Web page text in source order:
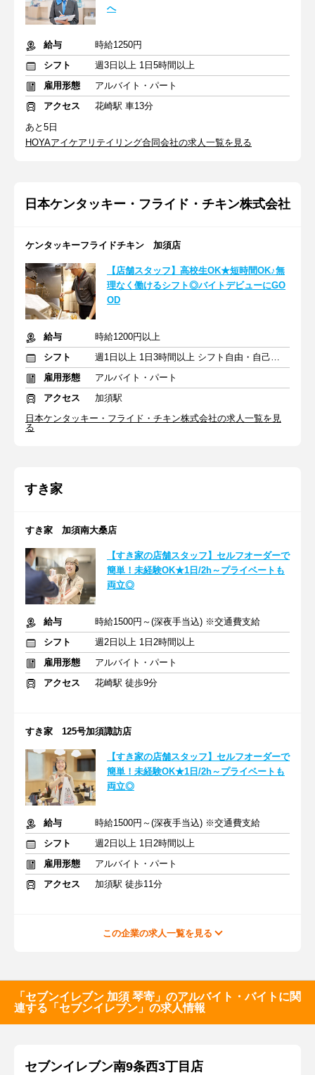
へ
給与
時給1250円
シフト
週3日以上 1日5時間以上
雇用形態
アルバイト・パート
アクセス
花崎駅 車13分
あと5日
HOYAアイケアリテイリング合同会社の求人一覧を見る
日本ケンタッキー・フライド・チキン株式会社
ケンタッキーフライドチキン 加須店
【店舗スタッフ】高校生OK★短時間OK♪無
理なく働けるシフト◎バイトデビューにGO
OD
給与
時給1200円以上
シフト
週1日以上 1日3時間以上 シフト自由・自己申告
雇用形態
アルバイト・パート
アクセス
加須駅
日本ケンタッキー・フライド・チキン株式会社の求人一覧を見
る
すき家
すき家 加須南大桑店
【すき家の店舗スタッフ】セルフオーダーで
簡単！未経験OK★1日/2h～プライベートも
両立◎
給与
時給1500円～(深夜手当込) ※交通費支給
シフト
週2日以上 1日2時間以上
雇用形態
アルバイト・パート
アクセス
花崎駅 徒歩9分
すき家 125号加須諏訪店
【すき家の店舗スタッフ】セルフオーダーで
簡単！未経験OK★1日/2h～プライベートも
両立◎
給与
時給1500円～(深夜手当込) ※交通費支給
シフト
週2日以上 1日2時間以上
雇用形態
アルバイト・パート
アクセス
加須駅 徒歩11分
この企業の求人一覧を見る
「セブンイレブン 加須 琴寄」のアルバイト・バイトに関
連する「セブンイレブン」の求人情報
セブンイレブン南9条西3丁目店